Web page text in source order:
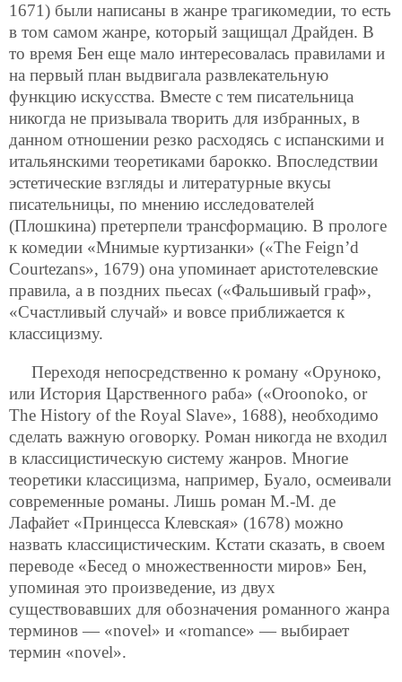
1671) были написаны в жанре трагикомедии, то есть
в том самом жанре, который защищал Драйден. В
то время Бен еще мало интересовалась правилами и
на первый план выдвигала развлекательную
функцию искусства. Вместе с тем писательница
никогда не призывала творить для избранных, в
данном отношении резко расходясь с испанскими и
итальянскими теоретиками барокко. Впоследствии
эстетические взгляды и литературные вкусы
писательницы, по мнению исследователей
(Плошкина) претерпели трансформацию. В прологе
к комедии «Мнимые куртизанки» («The Feign’d
Courtezans», 1679) она упоминает аристотелевские
правила, а в поздних пьесах («Фальшивый граф»,
«Счастливый случай» и вовсе приближается к
классицизму.
Переходя непосредственно к роману «Оруноко,
или История Царственного раба» («Oroonoko, or
The History of the Royal Slave», 1688), необходимо
сделать важную оговорку. Роман никогда не входил
в классицистическую систему жанров. Многие
теоретики классицизма, например, Буало, осмеивали
современные романы. Лишь роман М.-М. де
Лафайет «Принцесса Клевская» (1678) можно
назвать классицистическим. Кстати сказать, в своем
переводе «Бесед о множественности миров» Бен,
упоминая это произведение, из двух
существовавших для обозначения романного жанра
терминов — «novel» и «romance» — выбирает
термин «novel».